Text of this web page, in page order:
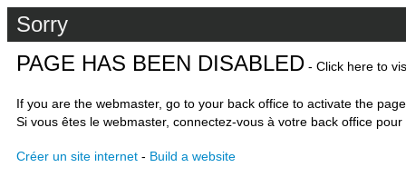
Sorry
PAGE HAS BEEN DISABLED - Click here to
If you are the webmaster, go to your back office to activate the
Si vous êtes le webmaster, connectez-vous à votre back office
Créer un site internet - Build a website